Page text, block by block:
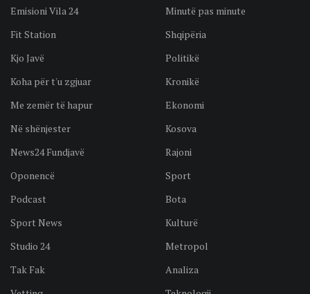
Emisioni Vila 24
Fit Station
Kjo Javë
Koha për t'u zgjuar
Me zemër të hapur
Në shënjester
News24 Fundjavë
Oponencë
Podcast
Sport News
Studio 24
Tak Fak
Minutë pas minute
Shqipëria
Politikë
Kronikë
Ekonomi
Kosova
Rajoni
Sport
Bota
Kulturë
Metropol
Analiza